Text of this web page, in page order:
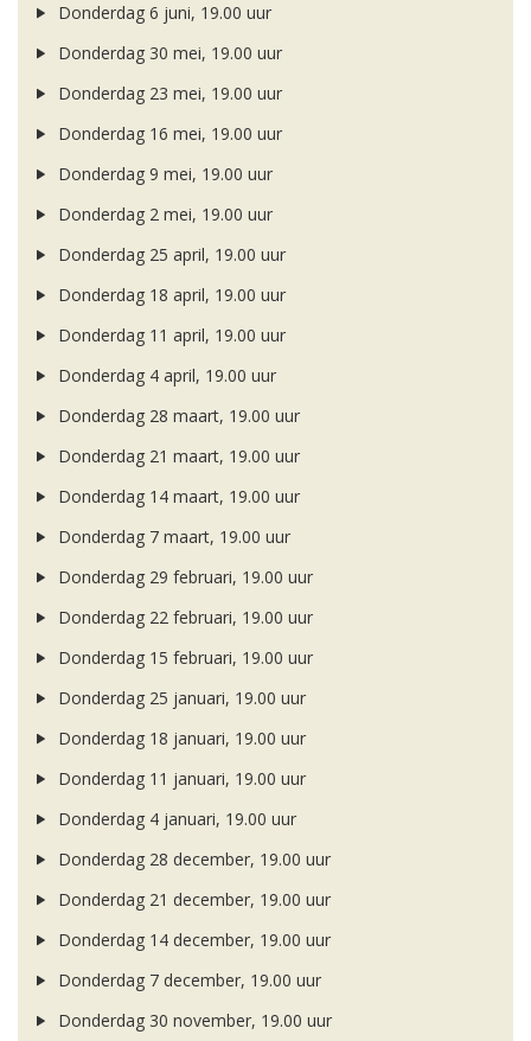
Donderdag 6 juni, 19.00 uur
Donderdag 30 mei, 19.00 uur
Donderdag 23 mei, 19.00 uur
Donderdag 16 mei, 19.00 uur
Donderdag 9 mei, 19.00 uur
Donderdag 2 mei, 19.00 uur
Donderdag 25 april, 19.00 uur
Donderdag 18 april, 19.00 uur
Donderdag 11 april, 19.00 uur
Donderdag 4 april, 19.00 uur
Donderdag 28 maart, 19.00 uur
Donderdag 21 maart, 19.00 uur
Donderdag 14 maart, 19.00 uur
Donderdag 7 maart, 19.00 uur
Donderdag 29 februari, 19.00 uur
Donderdag 22 februari, 19.00 uur
Donderdag 15 februari, 19.00 uur
Donderdag 25 januari, 19.00 uur
Donderdag 18 januari, 19.00 uur
Donderdag 11 januari, 19.00 uur
Donderdag 4 januari, 19.00 uur
Donderdag 28 december, 19.00 uur
Donderdag 21 december, 19.00 uur
Donderdag 14 december, 19.00 uur
Donderdag 7 december, 19.00 uur
Donderdag 30 november, 19.00 uur